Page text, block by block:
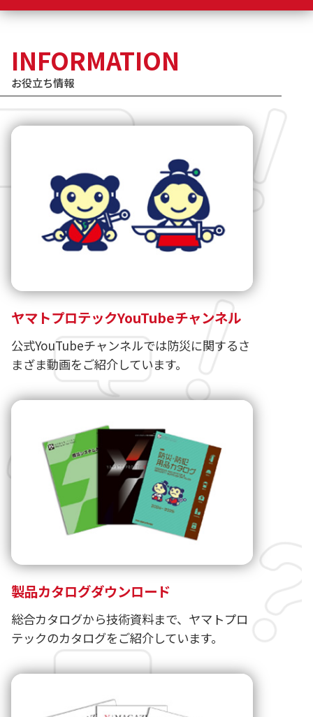
INFORMATION
お役立ち情報
ヤマトプロテックYouTubeチャンネル
公式YouTubeチャンネルでは防災に関するさ
まざま動画をご紹介しています。
製品カタログダウンロード
総合カタログから技術資料まで、ヤマトプロ
テックのカタログをご紹介しています。